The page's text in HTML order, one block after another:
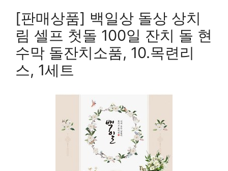
[판매상품] 백일상 돌상 상치
림 셀프 첫돌 100일 잔치 돌 현
수막 돌잔치소품, 10.목련리
스, 1세트